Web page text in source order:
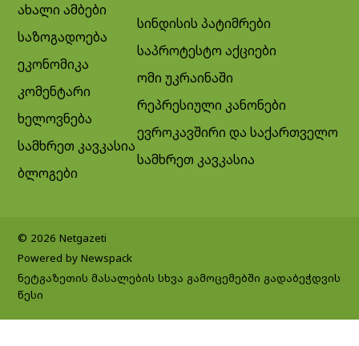
ახალი ამბები
საზოგადოება
ეკონომიკა
კომენტარი
ხელოვნება
სამხრეთ კავკასია
ბლოგები
სინდისის პატიმრები
საპროტესტო აქციები
ომი უკრაინაში
რეპრესიული კანონები
ევროკავშირი და საქართველო
სამხრეთ კავკასია
© 2026 Netgazeti
Powered by Newspack
ნეტგაზეთის მასალების სხვა გამოცემებში გადაბეჭდვის
წესი